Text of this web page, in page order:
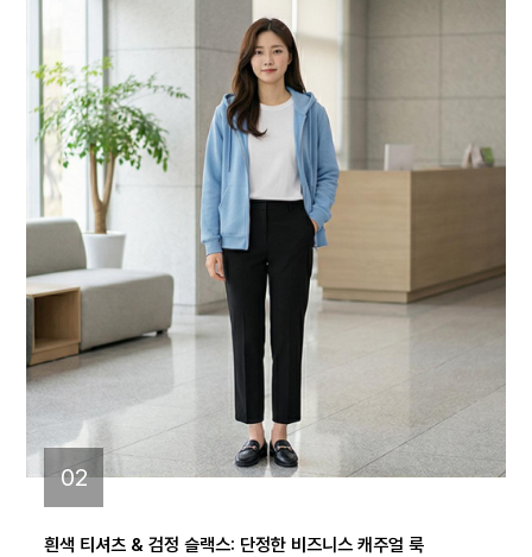
02
흰색 티셔츠 & 검정 슬랙스: 단정한 비즈니스 캐주얼 룩